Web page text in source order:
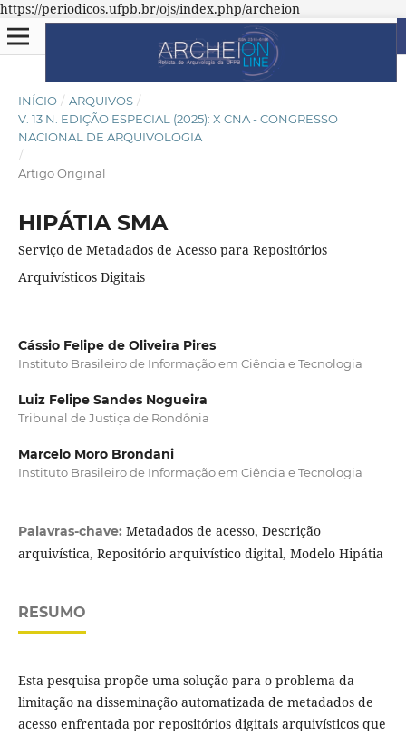
https://periodicos.ufpb.br/ojs/index.php/archeion
INÍCIO / ARQUIVOS /
V. 13 N. EDIÇÃO ESPECIAL (2025): X CNA - CONGRESSO
NACIONAL DE ARQUIVOLOGIA
/
Artigo Original
HIPÁTIA SMA
Serviço de Metadados de Acesso para Repositórios
Arquivísticos Digitais
Cássio Felipe de Oliveira Pires
Instituto Brasileiro de Informação em Ciência e Tecnologia
Luiz Felipe Sandes Nogueira
Tribunal de Justiça de Rondônia
Marcelo Moro Brondani
Instituto Brasileiro de Informação em Ciência e Tecnologia
Palavras-chave: Metadados de acesso, Descrição
arquivística, Repositório arquivístico digital, Modelo Hipátia
RESUMO
Esta pesquisa propõe uma solução para o problema da
limitação na disseminação automatizada de metadados de
acesso enfrentada por repositórios digitais arquivísticos que